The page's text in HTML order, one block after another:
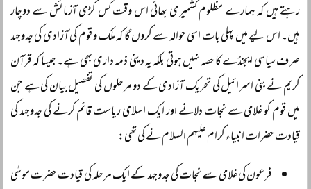
رہتے ہیں کہ ہمارے مظلوم کشمیری بھائی اس وقت کس کڑی آزمائش سے دوچار
ہیں۔ اس لیے میں پہلی بات اسی حوالہ سے کروں گا کہ ملک و قوم کی آزادی کی جدوجہد
صرف سیاسی ایجنڈے کا حصہ نہیں ہوتی بلکہ یہ دینی ذمہ داری بھی ہے۔ جیسا کہ قرآن
کریم نے بنی اسرائیل کی تحریک آزادی کے دو مرحلوں کی تفصیل بیان کی ہے جن
میں قوم کو غلامی سے نجات دلانے اور ایک اسلامی ریاست قائم کرنے کی جدوجہد کی
قیادت حضرات انبیاء کرام علیہم السلام نے کی تھی:
فرعون کی غلامی سے نجات کی جدوجہد کے ایک مرحلہ کی قیادت حضرت موسٰی